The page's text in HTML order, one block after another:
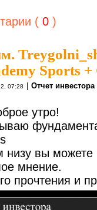
( 0 )
Sports
07:28 | Отчет инвестора
утро!
низу вы можете
мнение.
прочтения и